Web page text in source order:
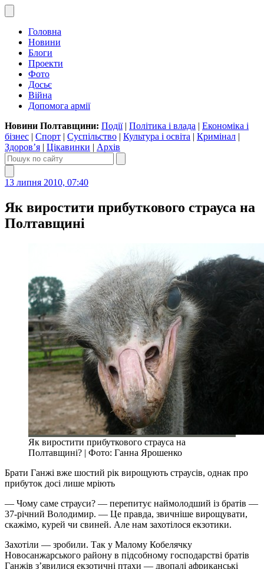
Головна
Новини
Блоги
Проекти
Фото
Досьє
Війна
Допомога армії
Новини Полтавщини: Події| Політика і влада | Економіка і
бізнес | Спорт | Суспільство | Культура і освіта | Кримінал |
Здоров’я | Цікавинки | Архів
13 липня 2010, 07:40
Як виростити прибуткового страуса на
Полтавщині
Як виростити прибуткового страуса на
Полтавщині? | Фото: Ганна Ярошенко
Брати Ганжі вже шостий рік вирощують страусів, однак про
прибуток досі лише мріють
— Чому саме страуси? — перепитує наймолодший із братів —
37-річний Володимир. — Це правда, звичніше вирощувати,
скажімо, курей чи свиней. Але нам захотілося екзотики.
Захотіли — зробили. Так у Малому Кобелячку
Новосанжарського району в підсобному господарстві братів
Ганжів з’явилися екзотичні птахи — двопалі африканські